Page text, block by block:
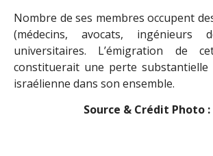
Nombre de ses membres occupent
(médecins, avocats,
universitaires. L’émigration de
constituerait une perte substantielle
israélienne dans son ensemble.
Source & Crédit Photo